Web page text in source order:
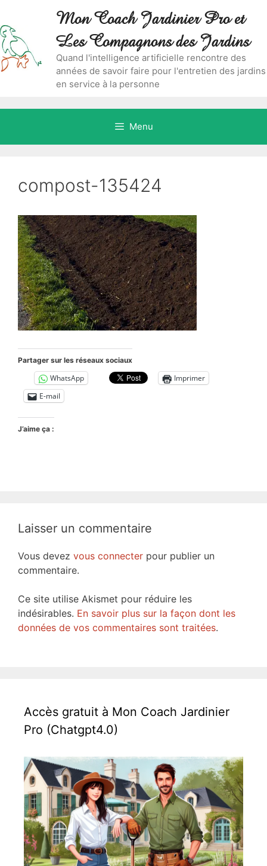
contenu
content
Mon Coach Jardinier Pro et
Les Compagnons des Jardins
Quand l'intelligence artificielle rencontre des
années de savoir faire pour l'entretien des jardins
en service à la personne
Menu
compost-135424
Partager sur les réseaux sociaux
WhatsApp
Imprimer
E-mail
J’aime ça :
Laisser un commentaire
Vous devez vous connecter pour publier un
commentaire.
Ce site utilise Akismet pour réduire les
indésirables. En savoir plus sur la façon dont les
données de vos commentaires sont traitées.
Accès gratuit à Mon Coach Jardinier
Pro (Chatgpt4.0)